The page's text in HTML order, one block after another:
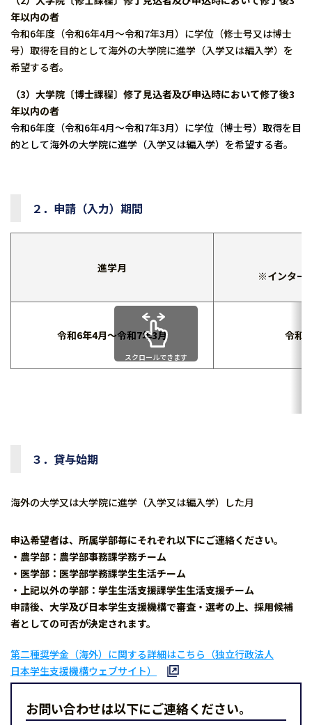
年以内の者
令和6年度（令和6年4月～令和7年3月）に学位（修士号又は博士
号）取得を目的として海外の大学院に進学（入学又は編入学）を
希望する者。
（3）大学院〔博士課程〕修了見込者及び申込時において修了後3
年以内の者
令和6年度（令和6年4月～令和7年3月）に学位（博士号）取得を目
的として海外の大学院に進学（入学又は編入学）を希望する者。
２．申請（入力）期間
進学月
※インター
令和6年4月～令和7年3月 令和
スクロールできます
３．貸与始期
海外の大学又は大学院に進学（入学又は編入学）した月
申込希望者は、所属学部毎にそれぞれ以下にご連絡ください。
・農学部：農学部事務課学務チーム
・医学部：医学部学務課学生生活チーム
・上記以外の学部：学生生活支援課学生生活支援チーム
申請後、大学及び日本学生支援機構で審査・選考の上、採用候補
者としての可否が決定されます。
第二種奨学金（海外）に関する詳細はこちら（独立行政法人
日本学生支援機構ウェブサイト）
お問い合わせは以下にご連絡ください。